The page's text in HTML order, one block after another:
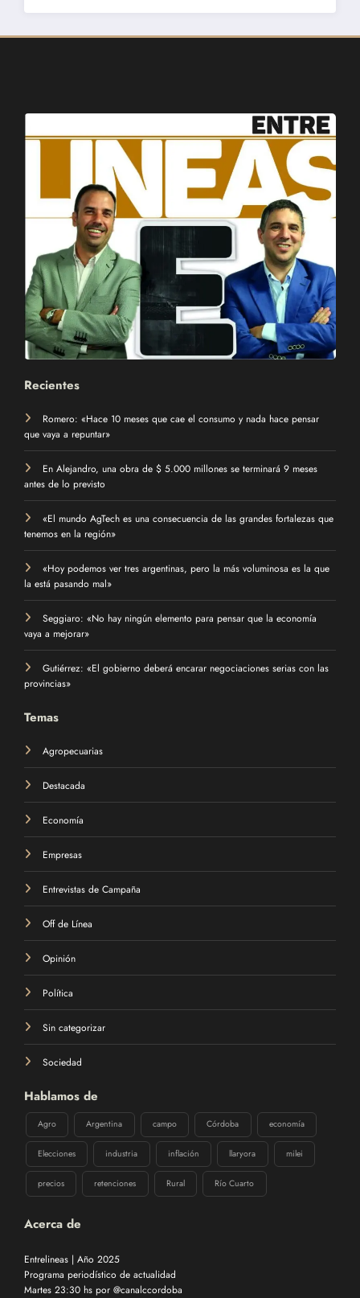
Recientes
Romero: «Hace 10 meses que cae el consumo y nada hace pensar
que vaya a repuntar»
En Alejandro, una obra de $ 5.000 millones se terminará 9 meses
antes de lo previsto
«El mundo AgTech es una consecuencia de las grandes fortalezas que
tenemos en la región»
«Hoy podemos ver tres argentinas, pero la más voluminosa es la que
la está pasando mal»
Seggiaro: «No hay ningún elemento para pensar que la economía
vaya a mejorar»
Gutiérrez: «El gobierno deberá encarar negociaciones serias con las
provincias»
Temas
Agropecuarias
Destacada
Economía
Empresas
Entrevistas de Campaña
Off de Línea
Opinión
Política
Sin categorizar
Sociedad
Hablamos de
Agro Argentina campo Córdoba economía
Elecciones industria inflación llaryora milei
precios retenciones Rural Río Cuarto
Acerca de
Entrelineas | Año 2025
Programa periodístico de actualidad
Martes 23:30 hs por @canalccordoba